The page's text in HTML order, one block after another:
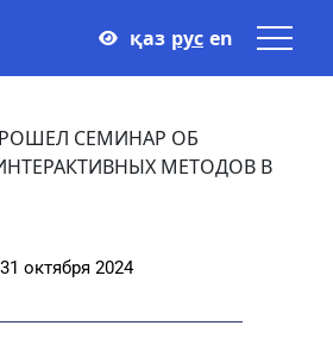
қаз рус en
СЕМИНАР ОБ
МЕТОДОВ В
31 октября 2024